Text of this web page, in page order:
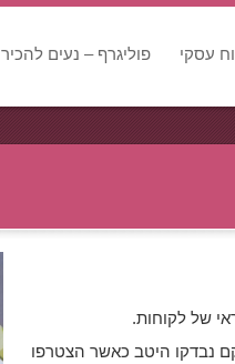
עסקי פוליגרף – נעים להכיר
של לקוחות.
נבדקו היטב כאשר הצטרפו